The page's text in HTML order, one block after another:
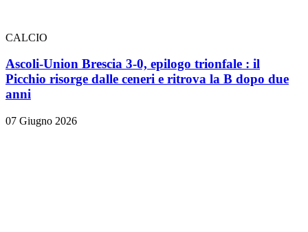
CALCIO
Ascoli-Union Brescia 3-0, epilogo trionfale : il
Picchio risorge dalle ceneri e ritrova la B dopo due
anni
07 Giugno 2026